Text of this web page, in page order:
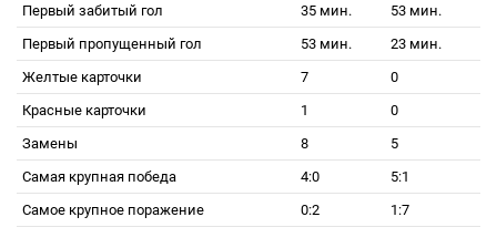
Первый забитый гол
35 мин.
53 мин.
Первый пропущенный гол
53 мин.
23 мин.
Желтые карточки
7
0
Красные карточки
1
0
Замены
8
5
Самая крупная победа
4:0
5:1
Самое крупное поражение
0:2 1:7